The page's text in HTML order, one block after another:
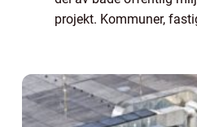
projekt. Kommuner,